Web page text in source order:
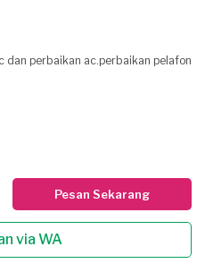
dan perbaikan ac.perbaikan pelafon
Pesan Sekarang
via WA